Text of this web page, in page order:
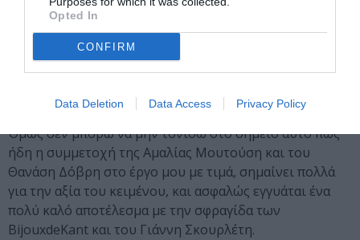
Opted In
CONFIRM
Data Deletion Data Access Privacy Policy
παρακολουθήσω πρόβες ή να συναντηθώ και να μιλήσω
με τους αξιολογότατους και πολύ αγαπητούς
ηθοποιούς που συμμερίστηκαν το όραμα του
σκηνοθέτη και συμμετέχουν στο ανέβασμα του έργου
αν και φυσικά πολύ θα το ήθελα. Θα δω το αποτέλεσμα
της διαδικασίας ως ένας απλός θεατής στην πρεμιέρα.
Όμως δεν μπορώ να μην τονίσω στο σημείο αυτό πως
ήδη η συμμετοχή της Αμαλίας Μουτούση και του
Θανάση Δόβρη στο έργο μου με τιμά, σημαίνει πολλά
για την αξία του κειμένου, και ασφαλώς εγγυάται ένα
πολύ καλό αποτέλεσμα με την σφραγίδα των
ΒijouxdeKant και του Γιάννη Σκουρλέτη.